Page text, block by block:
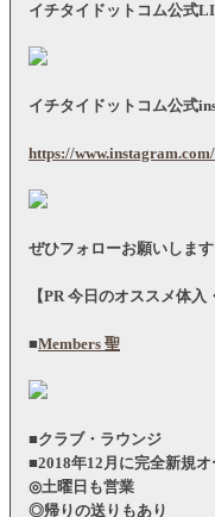
イチタイドットコム公式
イチタイドットコム公式
https://
ぜひフォローお願いします
【PR今日のオススメ体入
■Members 聖
■クラブ・ラウンジ
■2018年12月に完全新規オ
◎土曜日も営業
◎帰りの送りもあり